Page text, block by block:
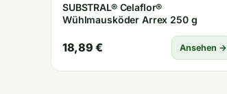
SUBSTRAL® Celaflor®
Wühlmausköder Arrex 250 g
18,89 € Ansehen →